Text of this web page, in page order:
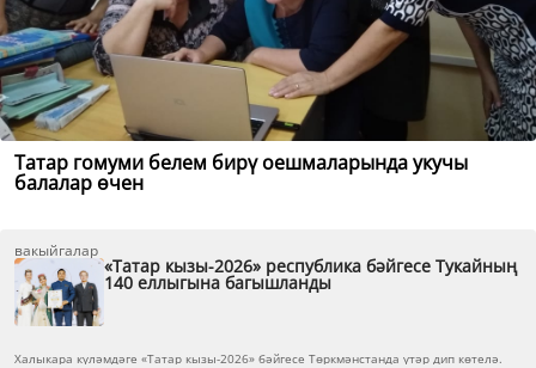
Татар гомуми белем бирү оешмаларында укучы
балалар өчен
вакыйгалар
«Татар кызы-2026» республика бәйгесе Тукайның
140 еллыгына багышланды
Халыкара күләмдәге «Татар кызы-2026» бәйгесе Төркмәнстанда үтәр дип көтелә.